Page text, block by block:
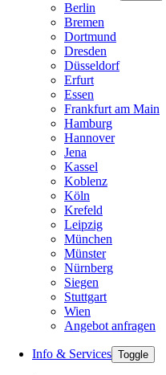
Berlin
Bremen
Dortmund
Dresden
Düsseldorf
Erfurt
Essen
Frankfurt am Main
Hamburg
Hannover
Jena
Kassel
Koblenz
Köln
Krefeld
Leipzig
München
Münster
Nürnberg
Siegen
Stuttgart
Wien
Angebot anfragen
Info & Services Toggle